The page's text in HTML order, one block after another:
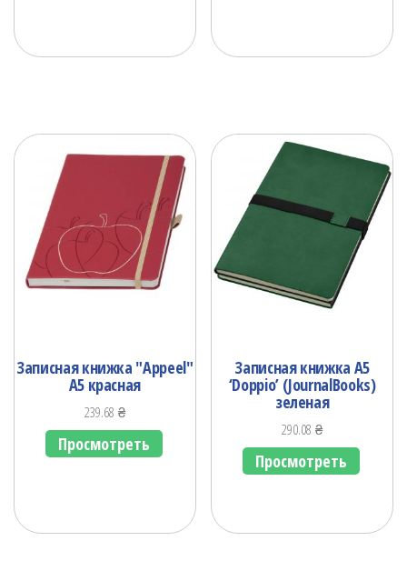
Записная книжка "Appeel"
А5 красная
239.68 ₴
Просмотреть
Записная книжка А5
‘Doppio’ (JournalBooks)
зеленая
290.08₴
Просмотреть